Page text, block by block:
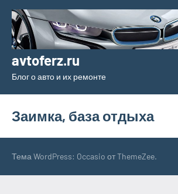
Перейти
содержимому
avtoferz.ru
Блог о авто и их ремонте
Заимка, база отдыха
Тема WordPress: Occasio от ThemeZee.